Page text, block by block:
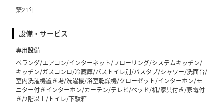
築21年
設備・サービス
専用設備
ベランダ/エアコン/インターネット/フローリング/システムキッチン/
キッチン/ガスコンロ/冷蔵庫/バストイレ別/バスタブ/シャワー/洗面台/
室内洗濯機置き場/洗濯機/浴室乾燥機/クローゼット/インターホン/モ
ニター付きインターホン/カーテン/テレビ/ベッド/机/家具付き/家電付
き/2階以上/トイレ/下駄箱